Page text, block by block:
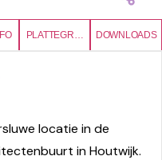
PLATTEGRONDENDOWNLOADS
locatie in de
in Houtwijk.